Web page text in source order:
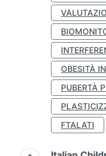
OBESITÀ
PUBERTÀ
FTALATI